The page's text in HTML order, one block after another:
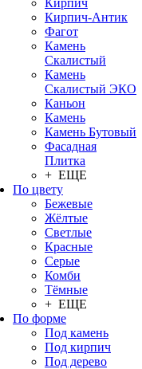
Кирпич
Кирпич-Антик
Фагот
Камень
Скалистый
Камень
Скалистый ЭКО
Каньон
Камень
Камень Бутовый
Фасадная
Плитка
+ ЕЩЕ
По цвету
Бежевые
Жёлтые
Светлые
Красные
Серые
Комби
Тёмные
+ ЕЩЕ
По форме
Под камень
Под кирпич
Под дерево